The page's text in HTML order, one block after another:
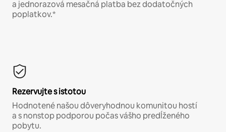
a jednorazová mesačná platba bez dodatočných
poplatkov.*
Rezervujte s istotou
Hodnotené našou dôveryhodnou komunitou hostí
a s nonstop podporou počas vášho predĺženého
pobytu.